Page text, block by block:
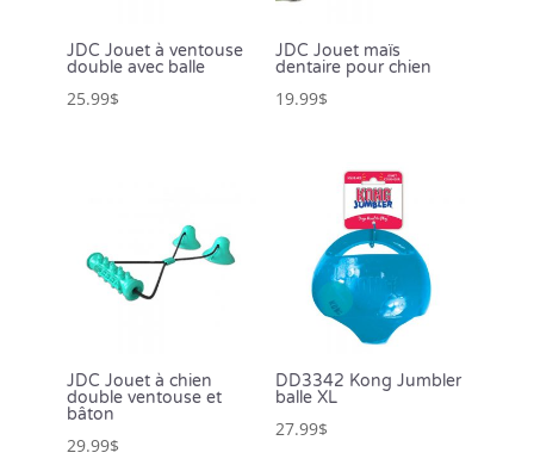
JDC Jouet à ventouse
double avec balle
25.99$
JDC Jouet maïs
dentaire pour chien
19.99$
JDC Jouet à chien
double ventouse et
bâton
29.99$
DD3342 Kong Jumbler
balle XL
27.99$